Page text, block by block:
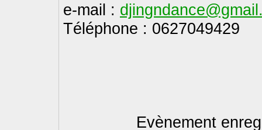
e-mail :
Téléphone : 0627049429
Evènement